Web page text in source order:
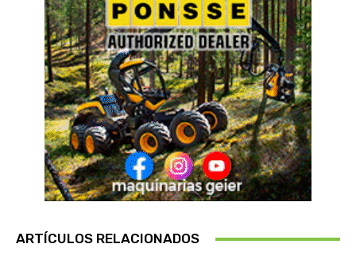
ARTÍCULOS RELACIONADOS